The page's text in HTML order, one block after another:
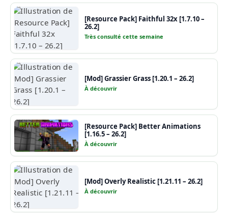
[Resource Pack] Faithful 32x [1.7.10 –
26.2]
Très consulté cette semaine
[Mod] Grassier Grass [1.20.1 – 26.2]
À découvrir
[Resource Pack] Better Animations
[1.16.5 – 26.2]
À découvrir
[Mod] Overly Realistic [1.21.11 – 26.2]
À découvrir